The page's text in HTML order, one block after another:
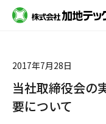
採用フロー(新卒)
2017年7月28日
当社取締役会の
要について